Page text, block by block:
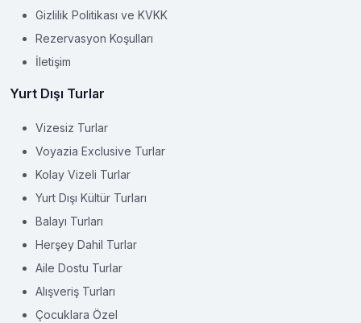
Gizlilik Politikası ve KVKK
Rezervasyon Koşulları
İletişim
Yurt Dışı Turlar
Vizesiz Turlar
Voyazia Exclusive Turlar
Kolay Vizeli Turlar
Yurt Dışı Kültür Turları
Balayı Turları
Herşey Dahil Turlar
Aile Dostu Turlar
Alışveriş Turları
Çocuklara Özel